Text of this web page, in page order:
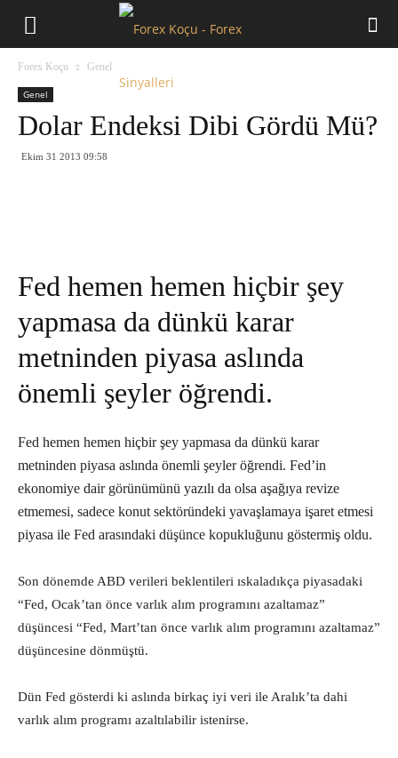
Forex Koçu Genel
Genel
Dolar Endeksi Dibi Gördü Mü?
Ekim 31 2013 09:58
Fed hemen hemen hiçbir şey
yapmasa da dünkü karar
metninden piyasa aslında
önemli şeyler öğrendi.
Fed hemen hemen hiçbir şey yapmasa da dünkü karar
metninden piyasa aslında önemli şeyler öğrendi. Fed’in
ekonomiye dair görünümünü yazılı da olsa aşağıya revize
etmemesi, sadece konut sektöründeki yavaşlamaya işaret etmesi
piyasa ile Fed arasındaki düşünce kopukluğunu göstermiş oldu.
Son dönemde ABD verileri beklentileri ıskaladıkça piyasadaki
“Fed, Ocak’tan önce varlık alım programını azaltamaz”
düşüncesi “Fed, Mart’tan önce varlık alım programını azaltamaz”
düşüncesine dönmüştü.
Dün Fed gösterdi ki aslında birkaç iyi veri ile Aralık’ta dahi
varlık alım programı azaltılabilir istenirse.